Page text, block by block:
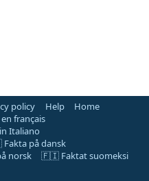
policy Help
Home
français
Italiano
på dansk
norsk
🇫🇮 Faktat suomeksi